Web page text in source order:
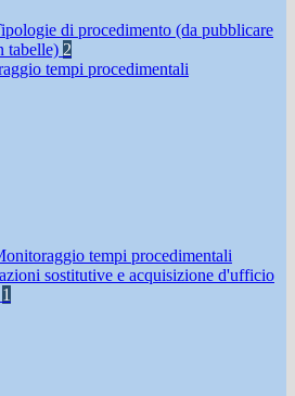
di procedimento (da pubblicare
tabelle) 2
tempi procedimentali
tempi procedimentali
sostitutive e acquisizione d'ufficio
1